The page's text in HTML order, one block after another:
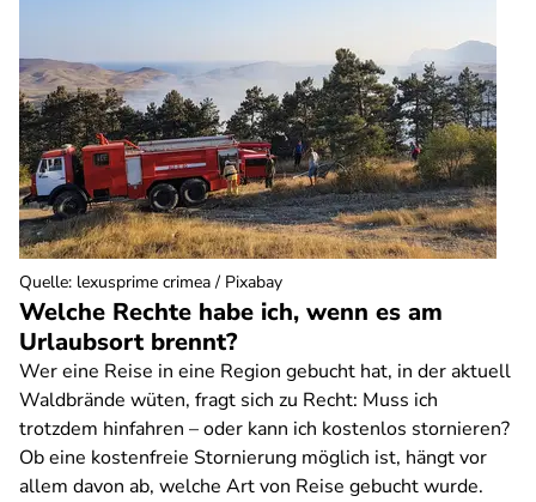
Welche Rechte habe ich, wenn es am
Urlaubsort brennt?
Wer eine Reise in eine Region gebucht hat, in der aktuell
Waldbrände wüten, fragt sich zu Recht: Muss ich
trotzdem hinfahren – oder kann ich kostenlos stornieren?
Ob eine kostenfreie Stornierung möglich ist, hängt vor
allem davon ab, welche Art von Reise gebucht wurde.
Quelle: lexusprime crimea / Pixabay